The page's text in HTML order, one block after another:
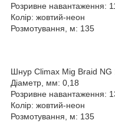
Розривне навантаження:
Колір: жовтий-неон
Розмотування, м: 135
Шнур Climax Mig Braid NG
Діаметр, мм: 0,18
Розривне навантаження:
Колір: жовтий-неон
Розмотування, м: 135